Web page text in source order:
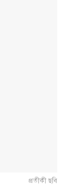
প্রতীকী ছবি